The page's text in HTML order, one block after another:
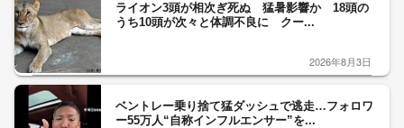
ライオン3頭が相次ぎ死ぬ 猛暑影響か 18頭の
うち10頭が次々と体調不良に クー...
2026年8月3日
ベントレー乗り捨て猛ダッシュで逃走…フォロワ
ー55万人“自称インフルエンサー”を...